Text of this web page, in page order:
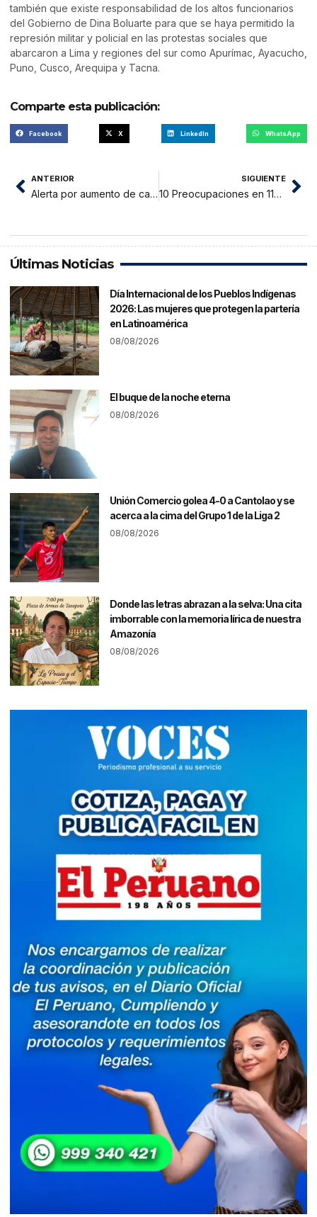
también que existe responsabilidad de los altos funcionarios
del Gobierno de Dina Boluarte para que se haya permitido la
represión militar y policial en las protestas sociales que
abarcaron a Lima y regiones del sur como Apurímac, Ayacucho,
Puno, Cusco, Arequipa y Tacna.
Comparte esta publicación:
Facebook X LinkedIn WhatsApp
ANTERIOR
Alerta por aumento de casos de dengue que ya supera los 50 mil contagios
SIGUIENTE
10 Preocupaciones en 110 Días del GORESAM
Últimas Noticias
Día Internacional de los Pueblos Indígenas
2026: Las mujeres que protegen la partería
en Latinoamérica
08/08/2026
El buque de la noche eterna
08/08/2026
Unión Comercio golea 4-0 a Cantolao y se
acerca a la cima del Grupo 1 de la Liga 2
08/08/2026
Donde las letras abrazan a la selva: Una cita
imborrable con la memoria lírica de nuestra
Amazonía
08/08/2026